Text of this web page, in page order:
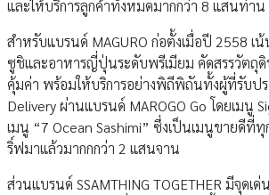
และให้บริการลูกค้าทั้งหมดมากกว่า 8 แสนท่าน
สำหรับแบรนด์ MAGURO ก่อตั้งเมื่อปี 2558 เ
ซูชิและอาหารญี่ปุ่นระดับพรีเมียม คัดสรรวัตถุ
คุ้มค่า พร้อมให้บริการอย่างพิถีพิถันทั้งผู้ที่รับป
Delivery ผ่านแบรนด์ MAROGO Go โดยเมนู
เมนู “7 Ocean Sashimi” ซึ่งเป็นเมนูขายดีที่ทุ
ริ์ฟมาแล้วมากกกว่า 2 แสนจาน
ส่วนแบรนด์ SSAMTHING TOGETHER มีจุดเ